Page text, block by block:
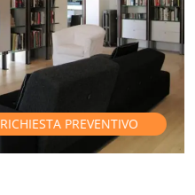
RICHIESTA PREVENTIVO